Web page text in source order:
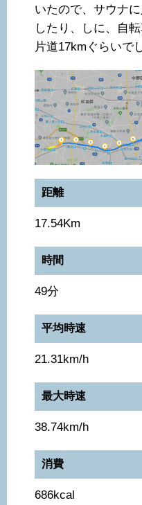
いたので、サウナ
したり、しに、自
片道17kmぐらいで
距離
17.54Km
時間
49分
平均時速
21.31km/h
最大時速
38.74km/h
消費
686kcal